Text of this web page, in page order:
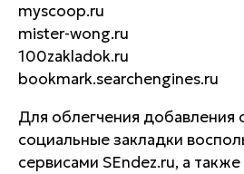
myscoop.ru
mister-wong.ru
100zakladok.ru
bookmark.searchengines.ru
Для облегчения добавления
социальные закладки
сервисами SEndez.ru, а